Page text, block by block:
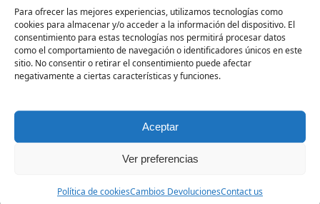
Para ofrecer las mejores experiencias, utilizamos tecnologías como
cookies para almacenar y/o acceder a la información del dispositivo. El
consentimiento para estas tecnologías nos permitirá procesar datos
como el comportamiento de navegación o identificadores únicos en este
sitio. No consentir o retirar el consentimiento puede afectar
negativamente a ciertas características y funciones.
Aceptar
Ver preferencias
Política de cookiesCambios DevolucionesContact us
desees brillar con sofisticación y elegancia. Cada pulsera
llega en una hermosa caja de regalo y está acompañada de
un certificado de la calidad de la plata para que la sensación
de lujo y atención al detalle sea completamente completa.
Productos
relacionados